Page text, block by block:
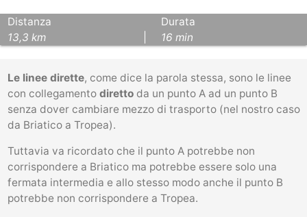
Distanza
13,3 km
Durata
16 min
Le linee dirette, come dice la parola stessa, sono le linee
con collegamento direttoda un punto A ad un punto B
senza dover cambiare mezzo di trasporto (nel nostro caso
da Briatico a Tropea).
Tuttavia va ricordato che il punto A potrebbe non
corrispondere a Briatico ma potrebbe essere solo una
fermata intermedia e allo stesso modo anche il punto B
potrebbe non corrispondere a Tropea.